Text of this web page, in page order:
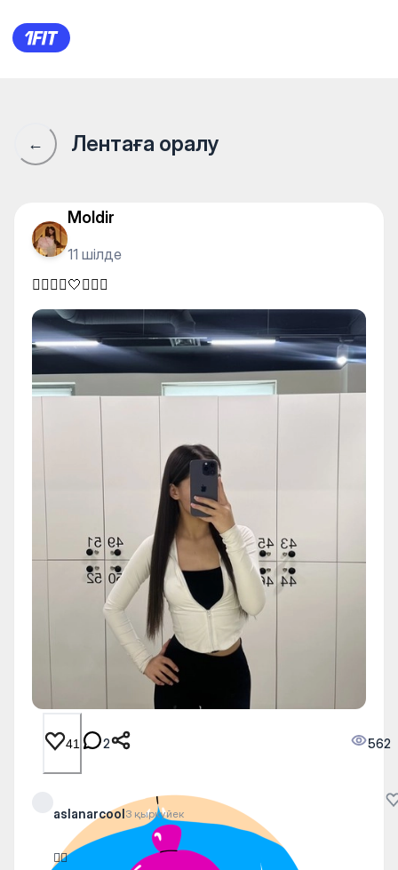
🤸🏻‍♂️✨🤍🧘🏻‍♀️
← Лентаға оралу
Moldir
11 шілде
🤸🏻‍♂️✨🤍🧘🏻‍♀️
41 2 562
aslanarcool3 қыркүйек
😮‍💨